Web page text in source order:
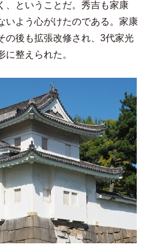
、ということだ。秀吉も家康
いよう心がけたのである。家康
の後も拡張改修され、3代家光
整えられた。